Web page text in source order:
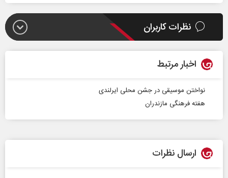
نظرات کاربران
اخبار مرتبط
نواختن موسیقی در جشن محلی ایرلندی
هفته فرهنگی مازندران
ارسال نظرات